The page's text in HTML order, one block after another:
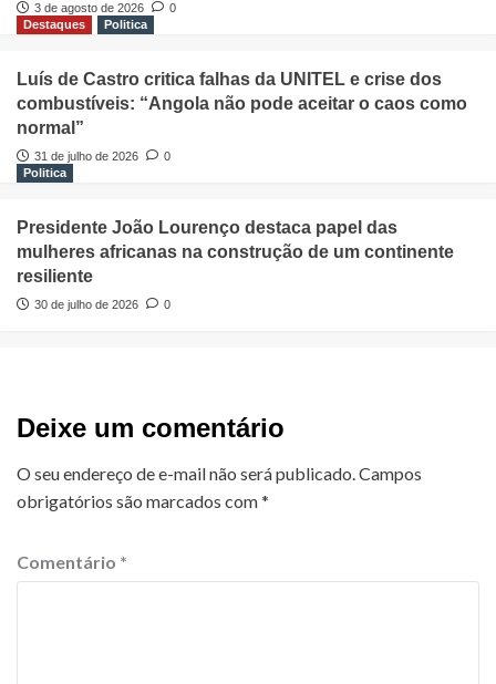
3 de agosto de 2026
0
Destaques
Politica
Luís de Castro critica falhas da UNITEL e crise dos
combustíveis: “Angola não pode aceitar o caos como
normal”
31 de julho de 2026
0
Politica
Presidente João Lourenço destaca papel das
mulheres africanas na construção de um continente
resiliente
30 de julho de 2026 0
Deixe um comentário
O seu endereço de e-mail não será publicado.Campos
obrigatórios são marcados com*
Comentário *